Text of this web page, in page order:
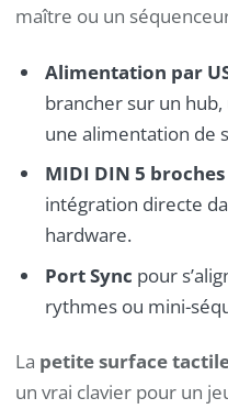
maître ou un
Alimentation par
brancher sur un
une alimentation de
MIDI DIN 5
intégration directe
hardware.
Port Sync pour
rythmes ou mini-
La petite surface
un vrai clavier pour un